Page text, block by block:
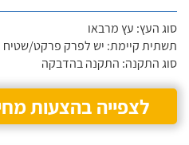
סוג העץ: עץ מרבאו
תשתית קיימת: יש לפרק פרקט/שטיח
סוג התקנה: התקנה בהדבקה
לצפייה בהצעות